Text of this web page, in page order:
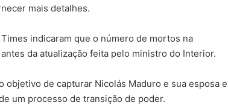
mais detalhes.
indicaram que o número de mortos na
da atualização feita pelo ministro do Interior.
objetivo de capturar Nicolás Maduro e sua esposa e
um processo de transição de poder.